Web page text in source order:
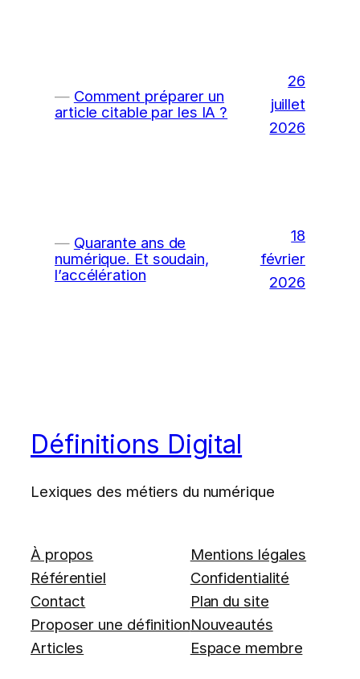
Comment préparer un
article citable par les IA ?
26
juillet
2026
Quarante ans de
numérique. Et soudain,
l’accélération
18
février
2026
Définitions Digital
Lexiques des métiers du numérique
À propos
Référentiel
Contact
Proposer une définition
Articles
Mentions légales
Confidentialité
Plan du site
Nouveautés
Espace membre